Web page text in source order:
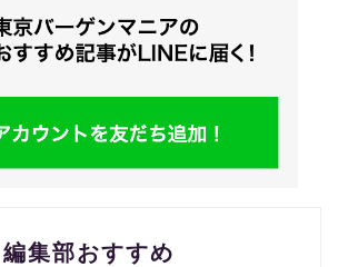
編集部おすすめ